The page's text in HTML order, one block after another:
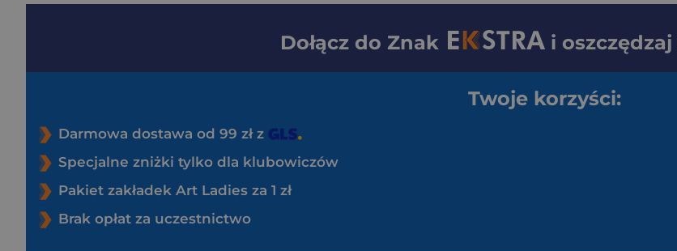
Dołącz do Znak i
Twoje korzyści:
Darmowa dostawa od 99 zł z
Specjalne zniżki tylko dla klubowiczów
Pakiet zakładek Art Ladies za 1 zł
Brak opłat za uczestnictwo